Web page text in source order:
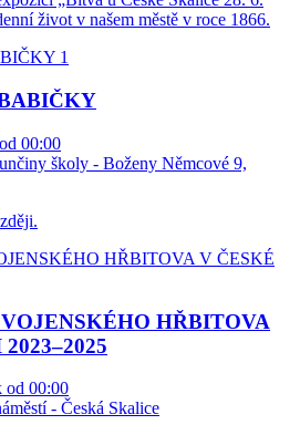
život v našem městě v roce 1866.
00:00
školy - Boženy Němcové 9,
HŘBITOVA
od 00:00
- Česká Skalice